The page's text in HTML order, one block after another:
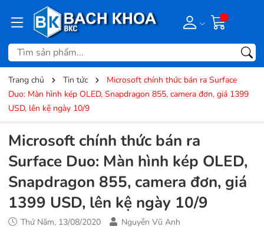
Trang chủ Tin tức
Microsoft chính thức bán ra Surface
Duo: Màn hình kép OLED, Snapdragon 855, camera đơn, giá 1399
USD, lên kệ ngày 10/9
Microsoft chính thức bán ra
Surface Duo: Màn hình kép OLED,
Snapdragon 855, camera đơn, giá
1399 USD, lên kệ ngày 10/9
Thứ Năm, 13/08/2020 Nguyễn Vũ Anh